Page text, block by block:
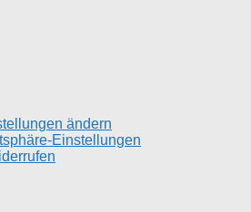
ändern
Einstellungen